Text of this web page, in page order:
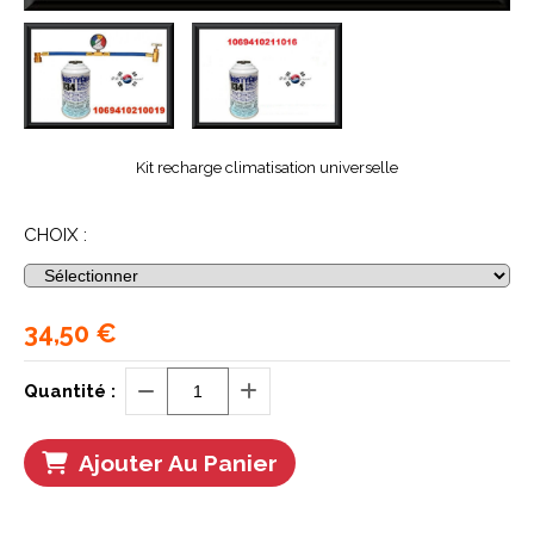
Kit recharge climatisation universelle
CHOIX :
34,50 €
Quantité :
Ajouter Au Panier